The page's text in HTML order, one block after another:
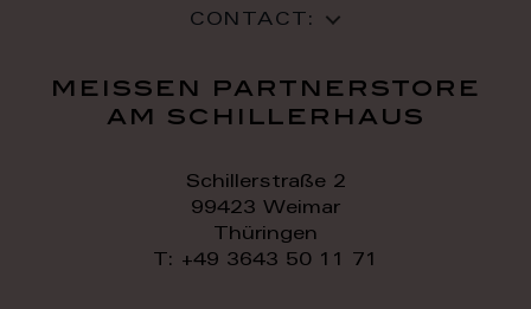
CONTACT:
meissen partnerstore
am schillerhaus
Schillerstraße 2
99423 Weimar
Thüringen
T: +49 3643 50 11 71